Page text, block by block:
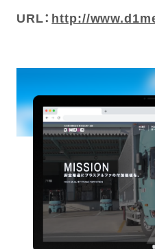
URL： http://